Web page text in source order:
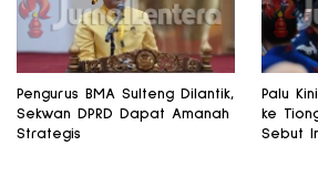
Pengurus BMA Sulteng Dilantik,
Sekwan DPRD Dapat Amanah
Strategis
Palu
ke
Sebut